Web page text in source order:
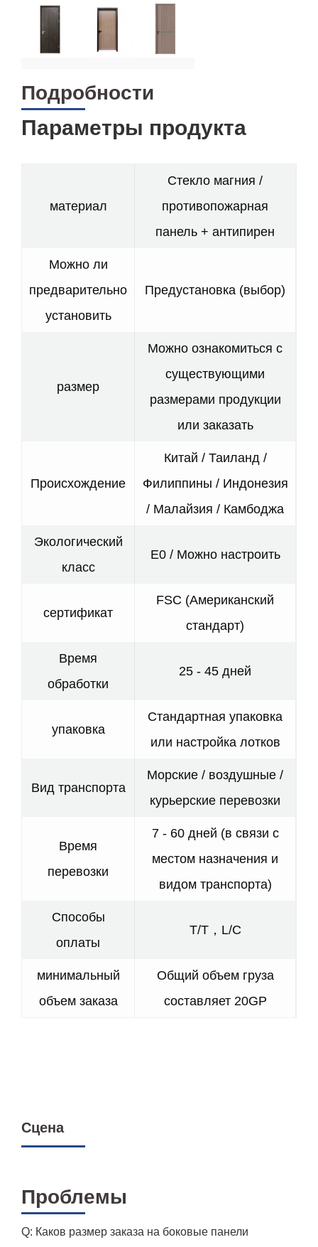
Подробности
Параметры продукта
материал
Стекло магния /
противопожарная
панель + антипирен
Можно ли
предварительно
установить
Предустановка (выбор)
размер
Можно ознакомиться с
существующими
размерами продукции
или заказать
Происхождение
Китай / Таиланд /
Филиппины / Индонезия
/ Малайзия / Камбоджа
Экологический
класс
E0 / Можно настроить
сертификат
FSC (Американский
стандарт)
Время
обработки
25 - 45 дней
упаковка
Стандартная упаковка
или настройка лотков
Вид транспорта
Морские / воздушные /
курьерские перевозки
Время
перевозки
7 - 60 дней (в связи с
местом назначения и
видом транспорта)
Способы
оплаты
T/T，L/C
минимальный
объем заказа
Общий объем груза
составляет 20GP
Сцена
Проблемы
Q: Каков размер заказа на боковые панели